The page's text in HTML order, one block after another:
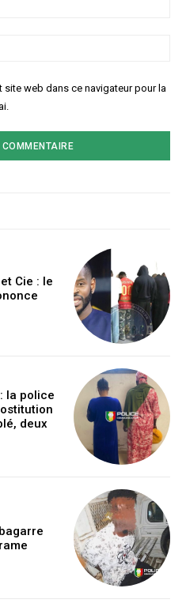
site web dans ce navigateur pour la
Cie : le
la police
deux